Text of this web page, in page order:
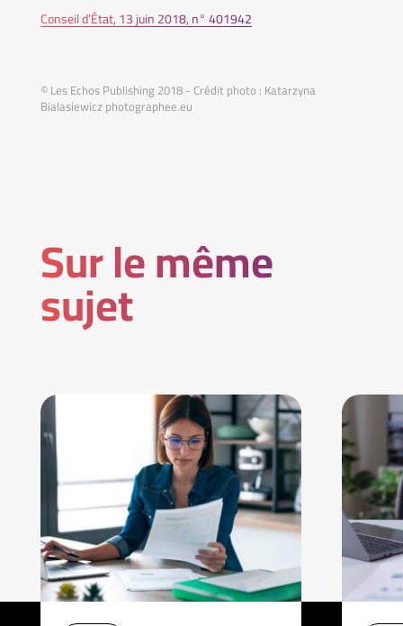
Conseil d’État, 13 juin 2018, n° 401942
© Les Echos Publishing 2018 - Crédit photo : Katarzyna
Bialasiewicz photographee.eu
Sur le même
sujet